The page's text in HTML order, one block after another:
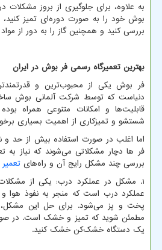
به علاوه، برای جلوگیری از بروز مشکلات
بوش خود را به صورت دوره‌ای تمیز
بررسی کنید و همچنین گاز را به دور از
بهترین تعمیرگاه رسمی فر بوش در ایران
فر بوش یکی از محبوب‌ترین و
دنیاست که توسط شرکت آلمانی بوش
قابلیت‌ها و امکانات متنوعی همراه
شستشو و تمیزکاری از اهمیت بسیاری
اما اغلب در صورت استفاده بیش از حد و
فر ها دچار مشکلاتی می‌شوند که نیاز به
بررسی چند مشکل رایج آن و راه‌های
1. مشکل در عملکرد درب: یکی از
عملکرد درب است که منجر به نفوذ هوا و
پخت و پز می‌شود. برای حل این مشکل،
مطمئن شوید که تمیز و خشک است. در
یک دستگاه خشک‌کن خشک کنید.